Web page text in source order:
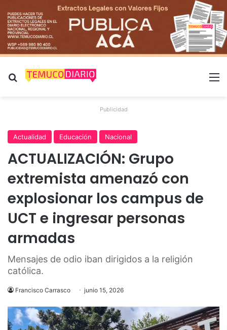
Buscar por
Publicidad
Actualidad Educación Nacional
ACTUALIZACIÓN: Grupo
extremista amenazó con
explosionar los campus de
UCT e ingresar personas
armadas
Mensajes de odio iban dirigidos a la religión
católica.
Francisco Carrasco junio 15, 2026